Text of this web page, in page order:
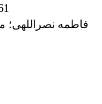
فاطمه نصراللهی؛